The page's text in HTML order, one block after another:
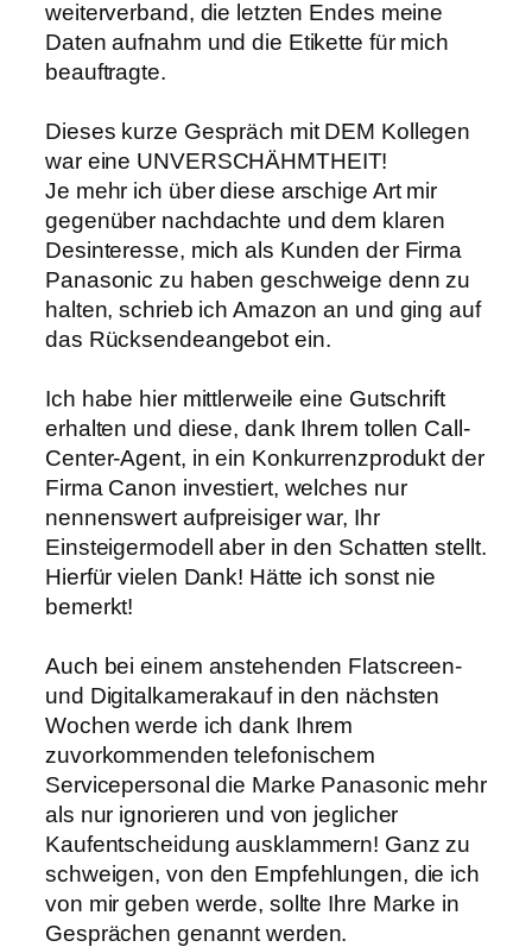
weiterverband, die letzten Endes meine
Daten aufnahm und die Etikette für mich
beauftragte.
Dieses kurze Gespräch mit DEM Kollegen
war eine UNVERSCHÄHMTHEIT!
Je mehr ich über diese arschige Art mir
gegenüber nachdachte und dem klaren
Desinteresse, mich als Kunden der Firma
Panasonic zu haben geschweige denn zu
halten, schrieb ich Amazon an und ging auf
das Rücksendeangebot ein.
Ich habe hier mittlerweile eine Gutschrift
erhalten und diese, dank Ihrem tollen Call-
Center-Agent, in ein Konkurrenzprodukt der
Firma Canon investiert, welches nur
nennenswert aufpreisiger war, Ihr
Einsteigermodell aber in den Schatten stellt.
Hierfür vielen Dank! Hätte ich sonst nie
bemerkt!
Auch bei einem anstehenden Flatscreen-
und Digitalkamerakauf in den nächsten
Wochen werde ich dank Ihrem
zuvorkommenden telefonischem
Servicepersonal die Marke Panasonic mehr
als nur ignorieren und von jeglicher
Kaufentscheidung ausklammern! Ganz zu
schweigen, von den Empfehlungen, die ich
von mir geben werde, sollte Ihre Marke in
Gesprächen genannt werden.